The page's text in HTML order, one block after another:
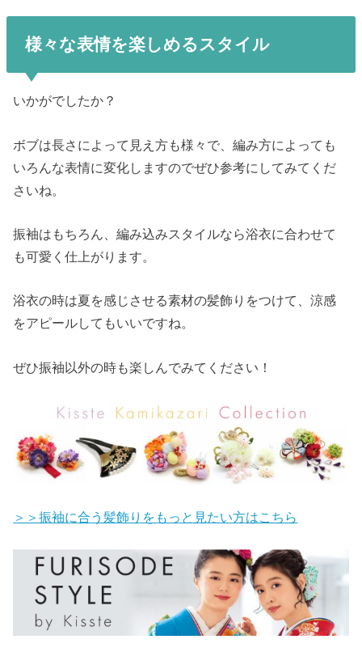
様々な表情を楽しめるスタイル
いかがでしたか？
ボブは長さによって見え方も様々で、編み方によっても
いろんな表情に変化しますのでぜひ参考にしてみてくだ
さいね。
振袖はもちろん、編み込みスタイルなら浴衣に合わせて
も可愛く仕上がります。
浴衣の時は夏を感じさせる素材の髪飾りをつけて、涼感
をアピールしてもいいですね。
ぜひ振袖以外の時も楽しんでみてください！
＞＞振袖に合う髪飾りをもっと見たい方はこちら